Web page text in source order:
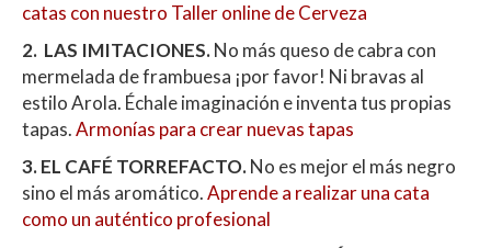
catas con nuestro Taller online de Cerveza
2. LAS IMITACIONES.No más queso de cabra con
mermelada de frambuesa ¡por favor! Ni bravas al
estilo Arola. Échale imaginación e inventa tus propias
tapas.Armonías para crear nuevas tapas
3. EL CAFÉ TORREFACTO.No es mejor el más negro
sino el más aromático.Aprende a realizar una cata
como un auténtico profesional